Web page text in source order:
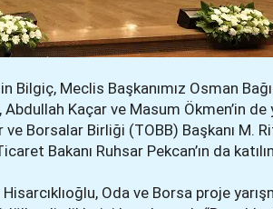
Bilgiç, Meclis Başkanımız Osman
Kaçar ve Masum Ökmen’in de
Borsalar Birliği (TOBB) Başkanı M.
Bakanı Ruhsar Pekcan’ın da
Oda ve Borsa proje